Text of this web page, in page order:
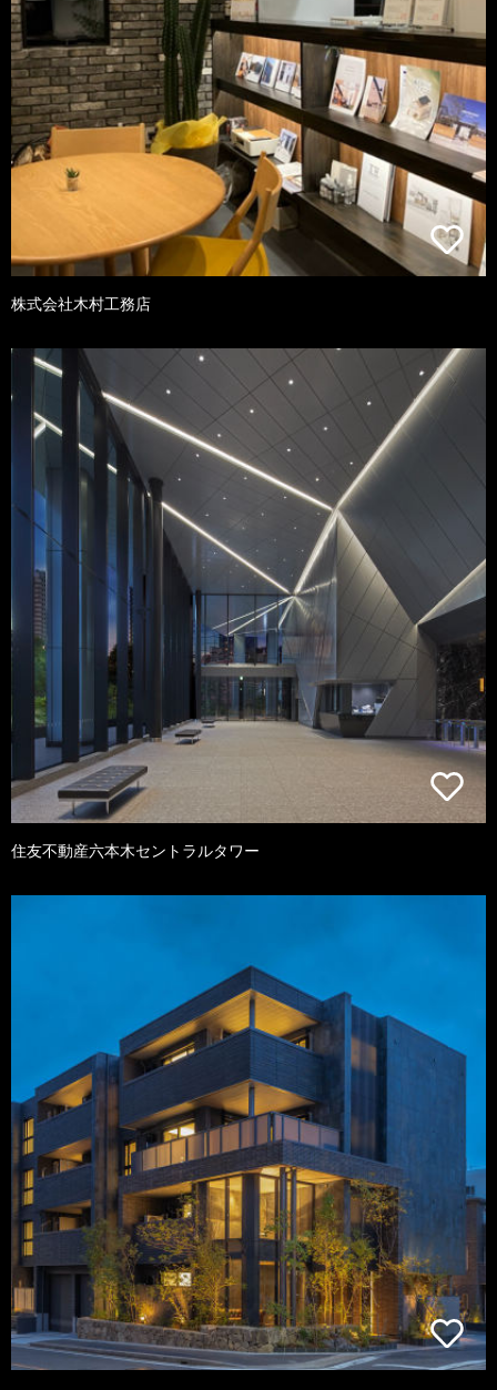
株式会社木村工務店
住友不動産六本木セントラルタワー